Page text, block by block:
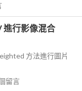
進行影像混合
方法進行圖片
留言